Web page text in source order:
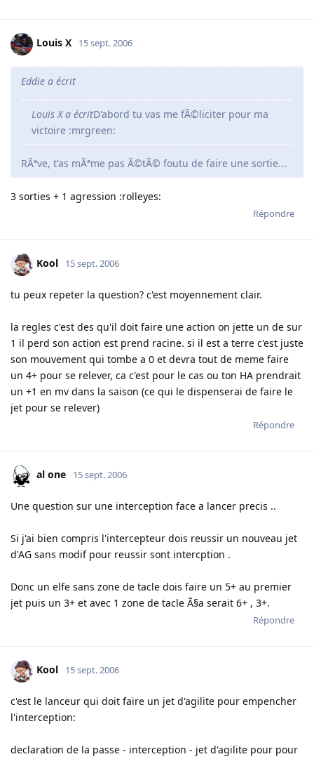
Louis X 15 sept. 2006
Eddie a écrit
Louis X a écritD'abord tu vas me fÃ©liciter pour ma
victoire :mrgreen:
RÃªve, t'as mÃªme pas Ã©tÃ© foutu de faire une sortie...
3 sorties + 1 agression :rolleyes:
Répondre
Kool 15 sept. 2006
tu peux repeter la question? c'est moyennement clair.
la regles c'est des qu'il doit faire une action on jette un de sur
1 il perd son action est prend racine. si il est a terre c'est juste
son mouvement qui tombe a 0 et devra tout de meme faire
un 4+ pour se relever, ca c'est pour le cas ou ton HA prendrait
un +1 en mv dans la saison (ce qui le dispenserai de faire le
jet pour se relever)
Répondre
al one 15 sept. 2006
Une question sur une interception face a lancer precis ..
Si j'ai bien compris l'intercepteur dois reussir un nouveau jet
d'AG sans modif pour reussir sont intercption .
Donc un elfe sans zone de tacle dois faire un 5+ au premier
jet puis un 3+ et avec 1 zone de tacle Ã§a serait 6+ , 3+.
Répondre
Kool 15 sept. 2006
c'est le lanceur qui doit faire un jet d'agilite pour empencher
l'interception:
declaration de la passe - interception - jet d'agilite pour pour